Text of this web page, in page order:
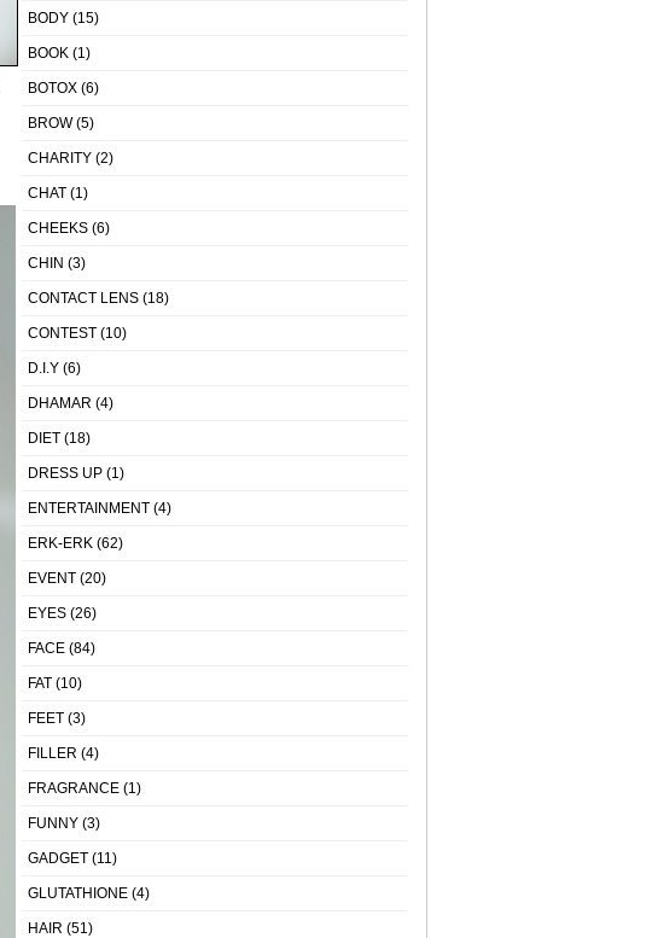
BODY (15)
BOOK (1)
BOTOX (6)
BROW(5)
CHARITY (2)
CHAT (1)
CHEEKS (6)
CHIN (3)
CONTACT LENS (18)
CONTEST (10)
D.I.Y (6)
DHAMAR (4)
DIET (18)
DRESS UP (1)
ENTERTAINMENT (4)
ERK-ERK (62)
EVENT (20)
EYES (26)
FACE (84)
FAT (10)
FEET (3)
FILLER (4)
FRAGRANCE (1)
FUNNY (3)
GADGET (11)
GLUTATHIONE (4)
HAIR (51)